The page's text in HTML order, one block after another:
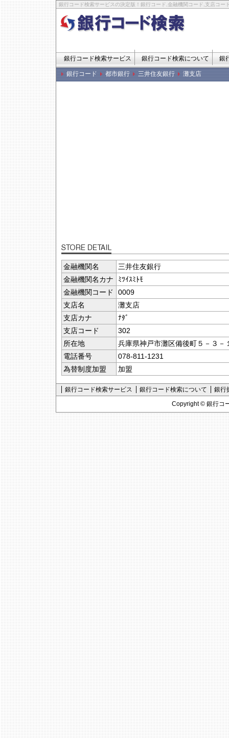
銀行コード検索サービスの決定版！銀行コード,金融機関コード,支店コー
銀行コード検索サービス 銀行コード検索について 銀
銀行コード 都市銀行 三井住友銀行 灘支店
金融機関名
三井住友銀行
金融機関名カナ
ﾐﾂｲｽﾐﾄﾓ
金融機関コード
0009
支店名
灘支店
支店カナ
ﾅﾀﾞ
支店コード
302
所在地
兵庫県神戸市灘区備後町５－３－
電話番号
078-811-1231
為替制度加盟
加盟
銀行コード検索サービス 銀行コード検索について
銀行
Copyright © 銀行コ